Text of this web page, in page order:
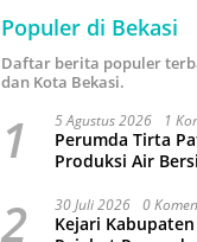
Populer di Bekasi
Daftar berita populer
dan Kota Bekasi.
1 5 Agustus 2026 1
Perumda Tirta
Produksi Air
2 30 Juli 2026 0
Kejari